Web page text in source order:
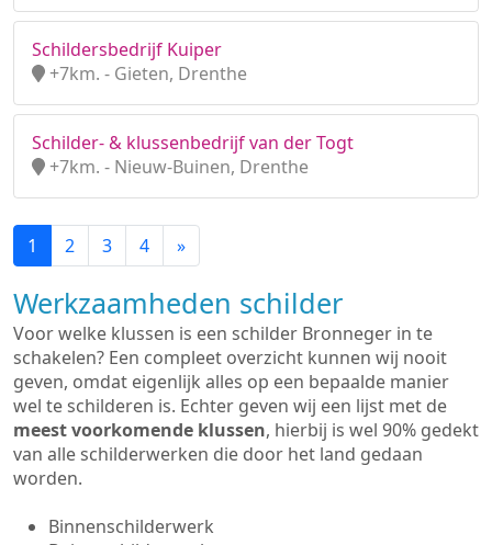
Schildersbedrijf Kuiper
+7km. - Gieten, Drenthe
Schilder- & klussenbedrijf van der Togt
+7km. - Nieuw-Buinen, Drenthe
1 2 3 4 »
Werkzaamheden schilder
Voor welke klussen is een schilder Bronneger in te
schakelen? Een compleet overzicht kunnen wij nooit
geven, omdat eigenlijk alles op een bepaalde manier
wel te schilderen is. Echter geven wij een lijst met de
meest voorkomende klussen, hierbij is wel 90% gedekt
van alle schilderwerken die door het land gedaan
worden.
Binnenschilderwerk